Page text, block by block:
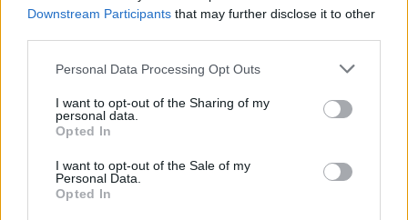
Downstream Participants that may further disclose it to other
Please note that this website/app uses one or more Google
not limited to your visit or usage behaviour. You may click to
grant or deny consent to Google and its third-party tags to
use your data for below specified purposes in below Google
consent section.
Personal Data Processing Opt Outs
I want to opt-out of the Sharing of my
personal data.
Opted In
I want to opt-out of the Sale of my
Personal Data.
Opted In
ungheresi della Transcarpazia non come migranti recenti, ma
come una minoranza autoctona di lunga data, i cui diritti
dovrebbero essere protetti a prescindere dai confini moderni.
Péter Magyar e il presidente
ucraino Zelensky potrebbero
incontrarsi presto in Transcarpazia
Cosa accadrà in seguito?